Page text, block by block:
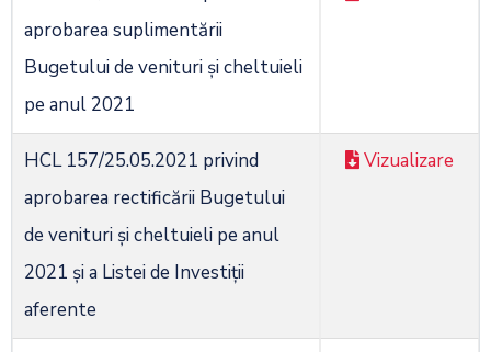
aprobarea suplimentării
Bugetului de venituri şi cheltuieli
pe anul 2021
HCL 157/25.05.2021 privind
aprobarea rectificării Bugetului
de venituri şi cheltuieli pe anul
2021 şi a Listei de Investiţii
aferente
Vizualizare